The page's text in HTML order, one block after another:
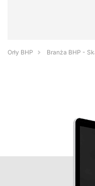
Orły BHP Branża BHP -